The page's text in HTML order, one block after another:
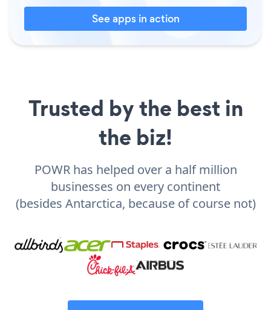
See apps in action
Trusted by the best in
the biz!
POWR has helped over a half million
businesses on every continent
(besides Antarctica, because of course not)